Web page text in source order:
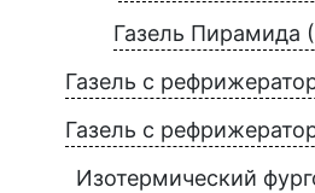
Газель Пирамида
Газель с
Газель с
Изотермический